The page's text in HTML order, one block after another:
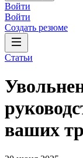
Войти
Войти
Создать резюме
Статьи
ваших